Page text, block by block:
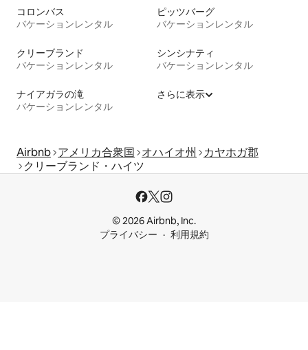
コロンバス
バケーションレンタル
ピッツバーグ
バケーションレンタル
クリーブランド
バケーションレンタル
シンシナティ
バケーションレンタル
ナイアガラの滝
バケーションレンタル
さらに表示
Airbnb アメリカ合衆国 オハイオ州
カヤホガ郡
クリーブランド・ハイツ
© 2026 Airbnb, Inc.
プライバシー
利用規約